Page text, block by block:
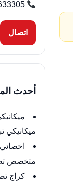
66633305
اتصال
أحدث
ميكانيكي تبديل
متخصص تصليح